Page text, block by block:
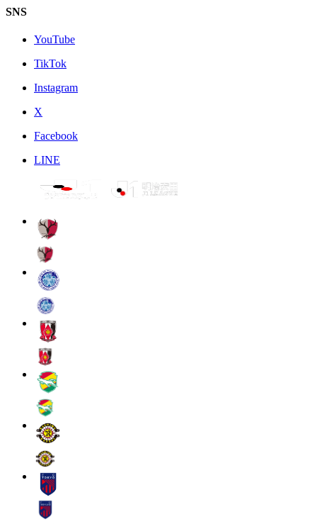
SNS
YouTube
TikTok
Instagram
X
Facebook
LINE